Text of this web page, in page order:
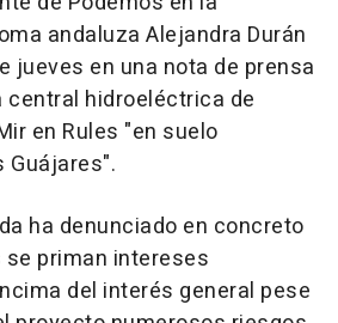
andaluza Alejandra Durán
jueves en una nota de prensa
hidroeléctrica de
en Rules "en suelo
Guájares".
ha denunciado en concreto
priman intereses
del interés general pese